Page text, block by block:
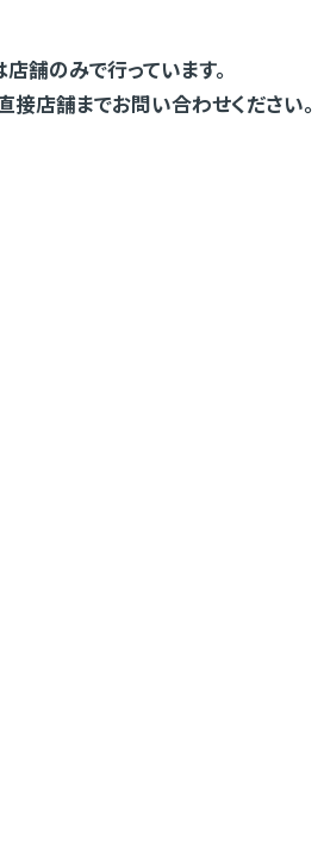
舗のみで行っています。
店舗までお問い合わせください。